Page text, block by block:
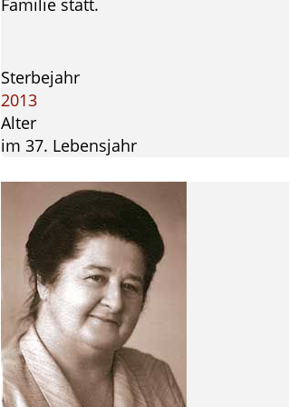
Familie statt.
Sterbejahr
2013
Alter
im 37. Lebensjahr